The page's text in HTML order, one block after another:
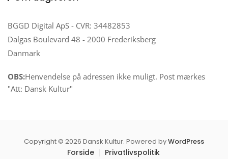
BGGD Digital ApS - CVR: 34482853
Dalgas Boulevard 48 - 2000 Frederiksberg
Danmark
OBS:Henvendelse på adressen ikke muligt. Post mærkes
"Att: Dansk Kultur"
Copyright © 2026 Dansk Kultur. Powered byWordPress
Forside Privatlivspolitik